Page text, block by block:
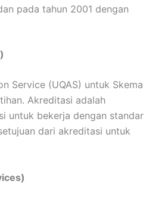
pada tahun 2001 dengan
Service (UQAS) untuk Skema
Akreditasi adalah
untuk bekerja dengan standar
dari akreditasi untuk